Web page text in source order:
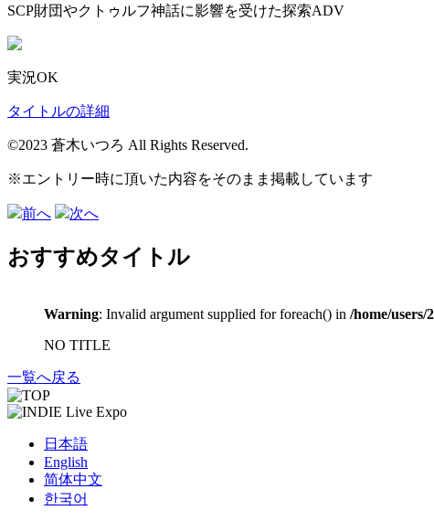
SCP財団やクトゥルフ神話に影響を受けた探索ADV
実況OK
タイトルの詳細
©2023 蒼木いつろ All Rights Reserved.
※エントリー時に頂いた内容をそのまま掲載しています
前へ 次へ
おすすめタイトル
Warning: Invalid argument supplied for foreach() in /home/users/
NO TITLE
一覧へ戻る
日本語
English
简体中文
한국어